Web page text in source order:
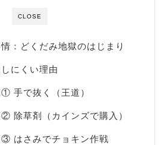
CLOSE
：どくだみ地獄のはじまり
にくい理由
手で抜く（王道）
除草剤（カインズで購入）
はさみでチョキン作戦